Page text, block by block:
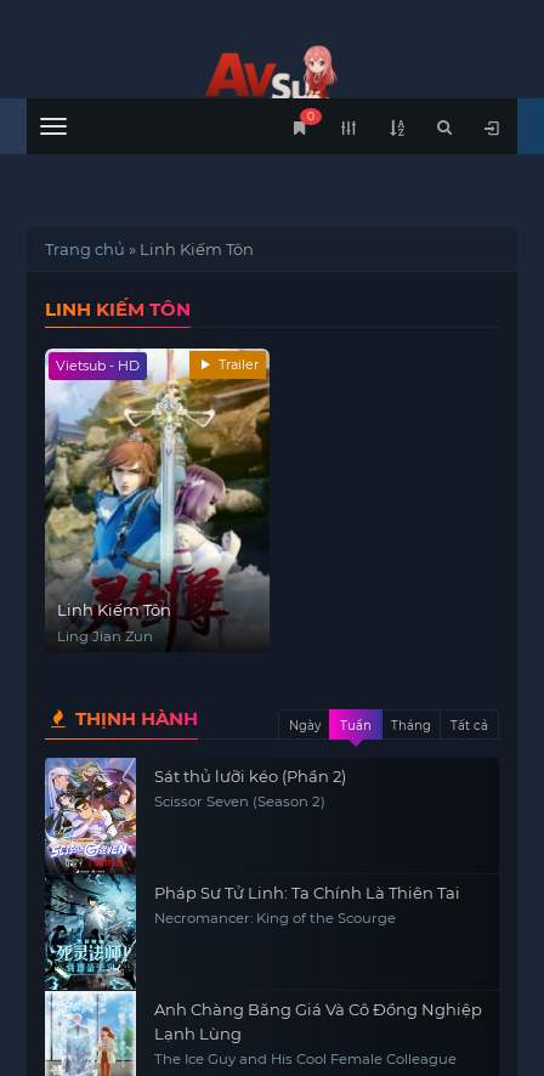
Menu
0
Trang chủ » Linh Kiếm Tôn
LINH KIẾM TÔN
Vietsub - HD Trailer
Linh Kiếm Tôn
Ling Jian Zun
THỊNH HÀNH Ngày Tuần Tháng Tất cả
Sát thủ lưỡi kéo (Phần 2)
Scissor Seven (Season 2)
Pháp Sư Tử Linh: Ta Chính Là Thiên Tai
Necromancer: King of the Scourge
Anh Chàng Băng Giá Và Cô Đồng Nghiệp
Lạnh Lùng
The Ice Guy and His Cool Female Colleague